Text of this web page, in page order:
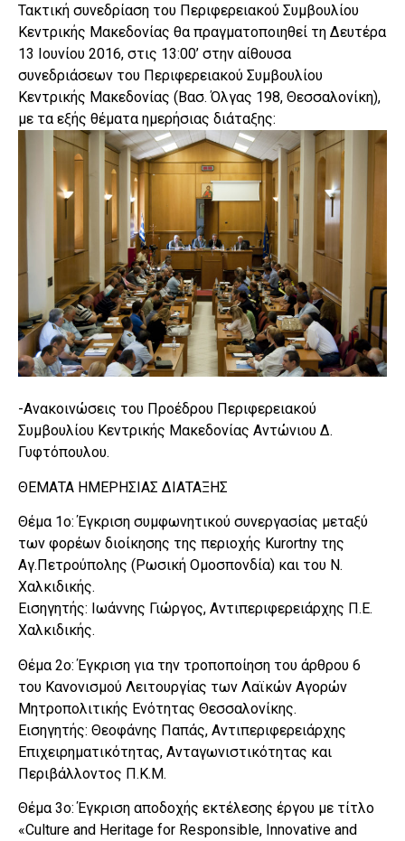
Τακτική συνεδρίαση του Περιφερειακού Συμβουλίου
Κεντρικής Μακεδονίας θα πραγματοποιηθεί τη Δευτέρα
13 Ιουνίου 2016, στις 13:00’ στην αίθουσα
συνεδριάσεων του Περιφερειακού Συμβουλίου
Κεντρικής Μακεδονίας (Βασ. Όλγας 198, Θεσσαλονίκη),
με τα εξής θέματα ημερήσιας διάταξης:
-Ανακοινώσεις του Προέδρου Περιφερειακού
Συμβουλίου Κεντρικής Μακεδονίας Αντώνιου Δ.
Γυφτόπουλου.
ΘΕΜΑΤΑ ΗΜΕΡΗΣΙΑΣ ΔΙΑΤΑΞΗΣ
Θέμα 1ο: Έγκριση συμφωνητικού συνεργασίας μεταξύ
των φορέων διοίκησης της περιοχής Kurortny της
Αγ.Πετρούπολης (Ρωσική Ομοσπονδία) και του Ν.
Χαλκιδικής.
Εισηγητής: Ιωάννης Γιώργος, Αντιπεριφερειάρχης Π.Ε.
Χαλκιδικής.
Θέμα 2ο: Έγκριση για την τροποποίηση του άρθρου 6
του Κανονισμού Λειτουργίας των Λαϊκών Αγορών
Μητροπολιτικής Ενότητας Θεσσαλονίκης.
Εισηγητής: Θεοφάνης Παπάς, Αντιπεριφερειάρχης
Επιχειρηματικότητας, Ανταγωνιστικότητας και
Περιβάλλοντος Π.Κ.Μ.
Θέμα 3ο: Έγκριση αποδοχής εκτέλεσης έργου με τίτλο
«Culture and Heritage for Responsible, Innovative and